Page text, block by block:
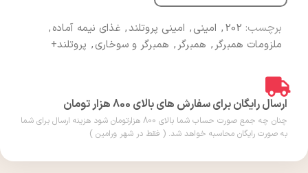
برچسب: 202
, امینی, امینی پروتلند, غذای نیمه آماده,
ملزومات همبرگر, همبرگر, همبرگر و سوخاری, پروتلند+
ارسال رایگان برای سفارش های بالای 800 هزار تومان
چنان چه جمع صورت حساب شما بالای 800 هزارتومان شود هزینه ارسال برای شما
به صورت رایگان محاسبه خواهد شد. ( فقط در شهر ورامین )